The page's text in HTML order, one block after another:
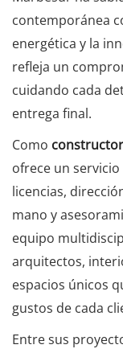
contemporánea
energética y la
refleja un
cuidando cada
entrega final.
Como
ofrece un
licencias,
mano y
equipo
arquitectos,
espacios únicos
gustos de cada
Entre sus